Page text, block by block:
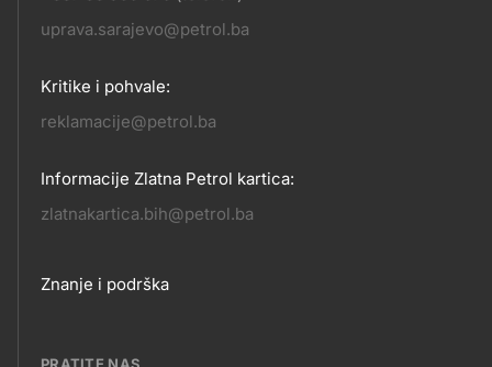
KONTAKT
uprava.sarajevo@petrol.ba
Kritike i pohvale:
reklamacije@petrol.ba
Informacije Zlatna Petrol kartica:
zlatnakartica.bih@petrol.ba
Footer
Znanje i podrška